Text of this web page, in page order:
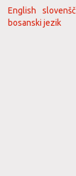
English
bosanski jezik